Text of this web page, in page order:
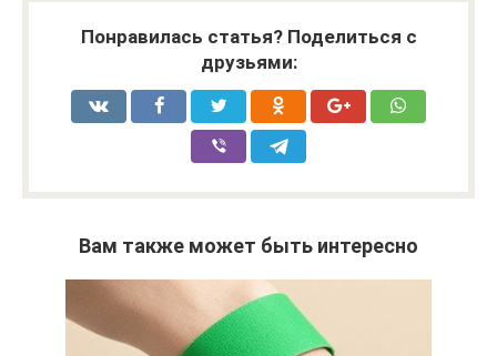
Понравилась статья? Поделиться с
друзьями:
Вам также может быть интересно